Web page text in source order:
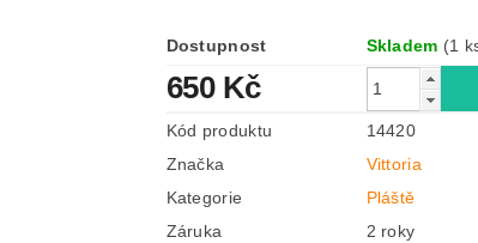
Dostupnost Skladem (1
650 Kč
Kód produktu
14420
Značka
Vittoria
Kategorie
Pláště
Záruka
2 roky